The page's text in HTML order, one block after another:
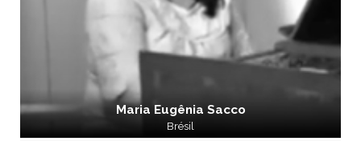
Maria Eugênia Sacco
Brésil